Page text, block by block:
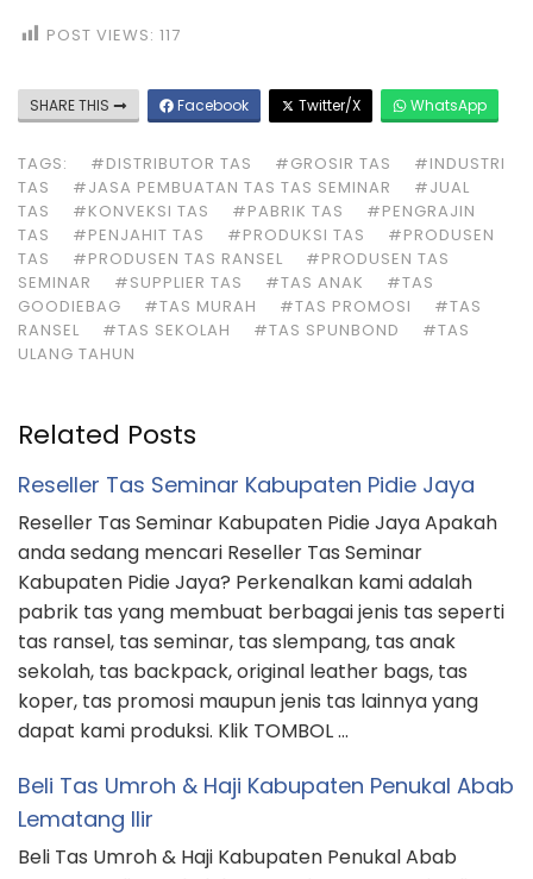
POST VIEWS: 117
SHARE THIS Facebook Twitter/X WhatsApp
TAGS: #DISTRIBUTOR TAS #GROSIR TAS
#INDUSTRI
TAS
#JASA PEMBUATAN TAS TAS SEMINAR
#JUAL
TAS
#KONVEKSI TAS #PABRIK TAS
#PENGRAJIN
TAS
#PENJAHIT TAS #PRODUKSI TAS
#PRODUSEN
TAS
#PRODUSEN TAS RANSEL
#PRODUSEN TAS
SEMINAR
#SUPPLIER TAS #TAS ANAK
#TAS
GOODIEBAG
#TAS MURAH #TAS PROMOSI
#TAS
RANSEL
#TAS SEKOLAH #TAS SPUNBOND
#TAS
ULANG TAHUN
Related Posts
Reseller Tas Seminar Kabupaten Pidie Jaya
Reseller Tas Seminar Kabupaten Pidie Jaya Apakah
anda sedang mencari Reseller Tas Seminar
Kabupaten Pidie Jaya? Perkenalkan kami adalah
pabrik tas yang membuat berbagai jenis tas seperti
tas ransel, tas seminar, tas slempang, tas anak
sekolah, tas backpack, original leather bags, tas
koper, tas promosi maupun jenis tas lainnya yang
dapat kami produksi. Klik TOMBOL …
Beli Tas Umroh & Haji Kabupaten Penukal Abab
Lematang Ilir
Beli Tas Umroh & Haji Kabupaten Penukal Abab